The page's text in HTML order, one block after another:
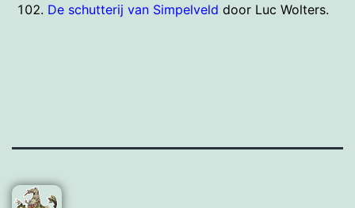
De schutterij van Simpelveld door Luc Wolters.